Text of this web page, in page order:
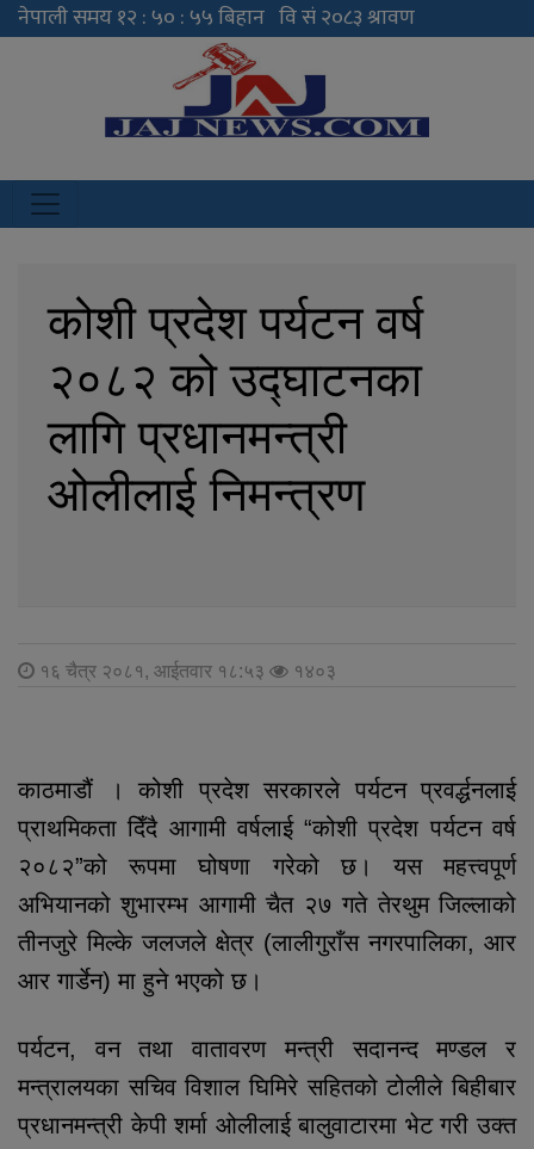
कोशी प्रदेश पर्यटन वर्ष
२०८२ को उद्घाटनका
लागि प्रधानमन्त्री
ओलीलाई निमन्त्रण
१६ चैत्र २०८१, आईतवार १८:५३ १४०३
काठमाडौं । कोशी प्रदेश सरकारले पर्यटन प्रवर्द्धनलाई
प्राथमिकता दिँदै आगामी वर्षलाई “कोशी प्रदेश पर्यटन वर्ष
२०८२”को रूपमा घोषणा गरेको छ। यस महत्त्वपूर्ण
अभियानको शुभारम्भ आगामी चैत २७ गते तेरथुम जिल्लाको
तीनजुरे मिल्के जलजले क्षेत्र (लालीगुराँस नगरपालिका, आर
आर गार्डेन) मा हुने भएको छ।
पर्यटन, वन तथा वातावरण मन्त्री सदानन्द मण्डल र
मन्त्रालयका सचिव विशाल घिमिरे सहितको टोलीले बिहीबार
प्रधानमन्त्री केपी शर्मा ओलीलाई बालुवाटारमा भेट गरी उक्त